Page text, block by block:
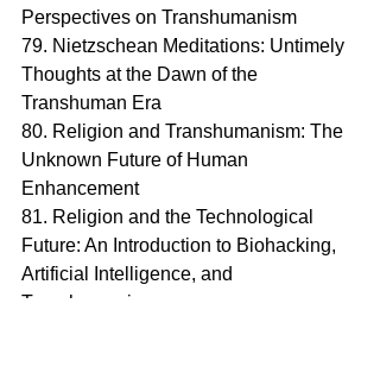
Perspectives on Transhumanism
79. Nietzschean Meditations: Untimely
Thoughts at the Dawn of the
Transhuman Era
80. Religion and Transhumanism: The
Unknown Future of Human
Enhancement
81. Religion and the Technological
Future: An Introduction to Biohacking,
Artificial Intelligence, and
Transhumanism